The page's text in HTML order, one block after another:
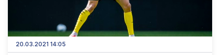
20.03.2021 14:05